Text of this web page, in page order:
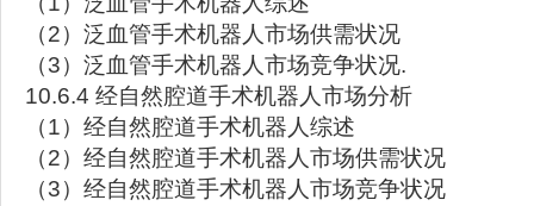
（2）泛血管手术机器人市场供需状况
（3）泛血管手术机器人市场竞争状况.
10.6.4 经自然腔道手术机器人市场分析
（1）经自然腔道手术机器人综述
（2）经自然腔道手术机器人市场供需状况
（3）经自然腔道手术机器人市场竞争状况